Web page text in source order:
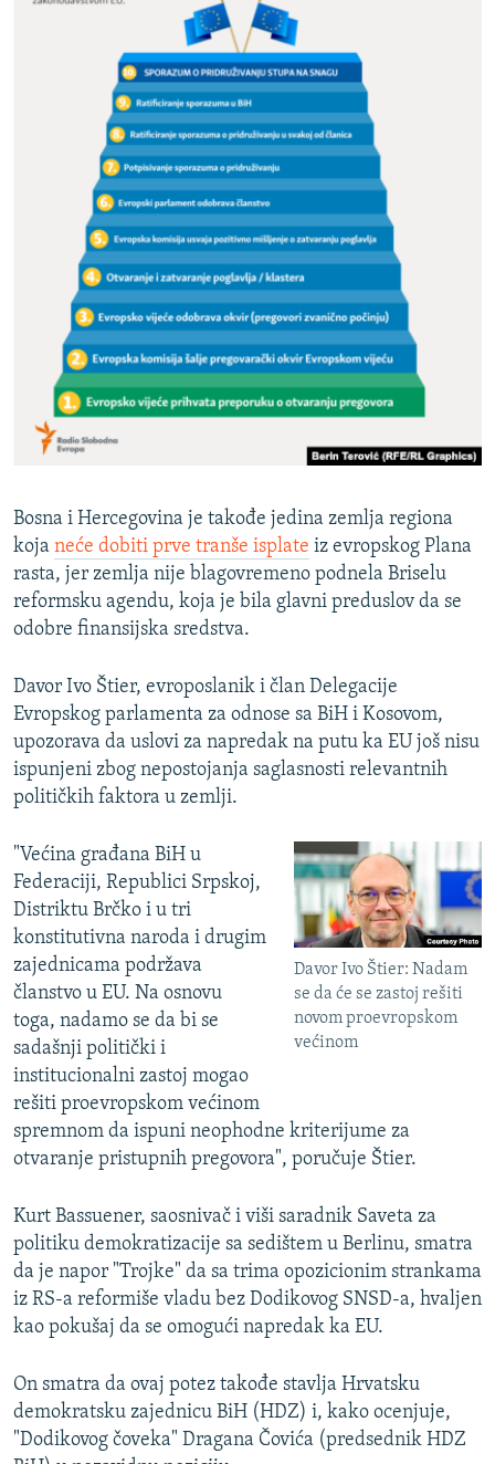
Bosna i Hercegovina je takođe jedina zemlja regiona
koja neće dobiti prve tranše isplate iz evropskog Plana
rasta, jer zemlja nije blagovremeno podnela Briselu
reformsku agendu, koja je bila glavni preduslov da se
odobre finansijska sredstva.
Davor Ivo Štier, evroposlanik i član Delegacije
Evropskog parlamenta za odnose sa BiH i Kosovom,
upozorava da uslovi za napredak na putu ka EU još nisu
ispunjeni zbog nepostojanja saglasnosti relevantnih
političkih faktora u zemlji.
Davor Ivo Štier: Nadam
se da će se zastoj rešiti
novom proevropskom
većinom
"Većina građana BiH u
Federaciji, Republici Srpskoj,
Distriktu Brčko i u tri
konstitutivna naroda i drugim
zajednicama podržava
članstvo u EU. Na osnovu
toga, nadamo se da bi se
sadašnji politički i
institucionalni zastoj mogao
rešiti proevropskom većinom
spremnom da ispuni neophodne kriterijume za
otvaranje pristupnih pregovora", poručuje Štier.
Kurt Bassuener, saosnivač i viši saradnik Saveta za
politiku demokratizacije sa sedištem u Berlinu, smatra
da je napor "Trojke" da sa trima opozicionim strankama
iz RS-a reformiše vladu bez Dodikovog SNSD-a, hvaljen
kao pokušaj da se omogući napredak ka EU.
On smatra da ovaj potez takođe stavlja Hrvatsku
demokratsku zajednicu BiH (HDZ) i, kako ocenjuje,
"Dodikovog čoveka" Dragana Čovića (predsednik HDZ